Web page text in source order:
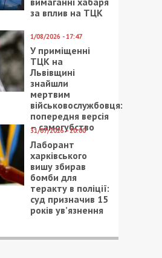
за вплив на ТЦК
1/08/2026 - 17:47
У приміщенні
ТЦК на
Львівщині
знайшли
мертвим
військовослужбовця:
попередня версія
– самогубство
31/07/2026 - 20:00
Лаборант
харківського
вишу збирав
бомби для
теракту в поліції:
суд призначив 15
років ув’язнення